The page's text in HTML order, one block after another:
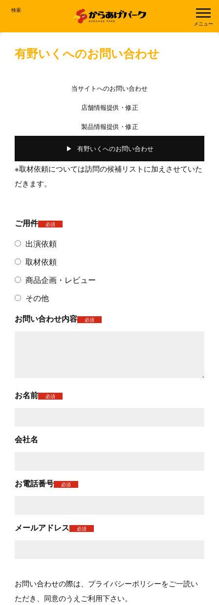
検索
メニュー
有野いくへのお問い合わせ
当サイトへのお問い合わせ
店舗情報提供・修正
製品情報提供・修正
有野いくへのお問い合わせ
※取材依頼については訪問の候補リストに加えさせていた
だきます。
ご用件 必須
出演依頼
取材依頼
商品企画・レビュー
その他
お問い合わせ内容
必須
お名前 必須
会社名
お電話番号 必須
メールアドレス 必須
お問い合わせの際は、 プライバシーポリシーをご一読い
ただき、同意のうえご利用下さい。